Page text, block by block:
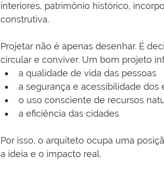
interiores, patrimônio histórico,
construtiva.
Projetar não é apenas desenhar. É
circular e conviver. Um bom projeto
a qualidade de vida das pessoas
a segurança e acessibilidade dos
o uso consciente de recursos
a eficiência das cidades
Por isso, o arquiteto ocupa uma
a ideia e o impacto real.